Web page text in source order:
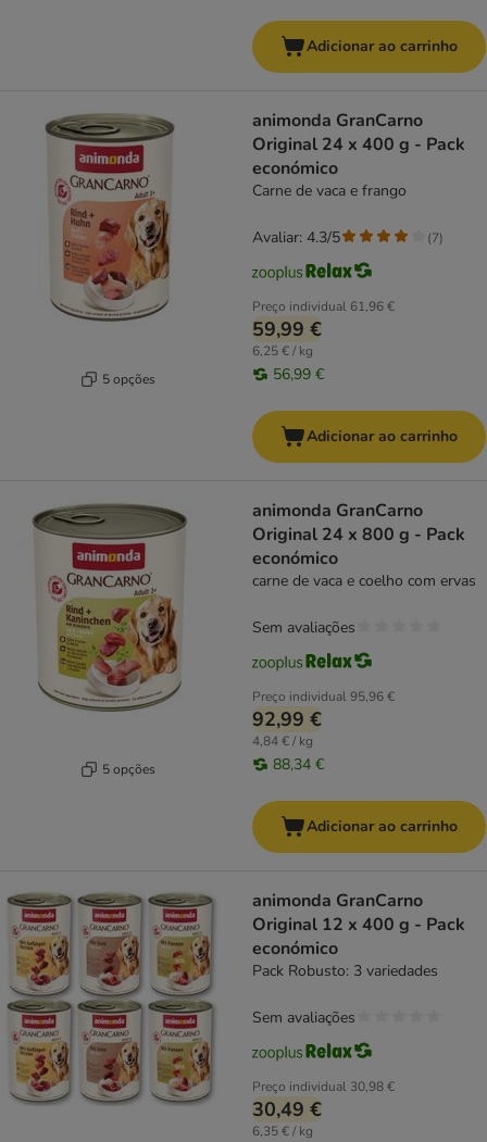
Adicionar ao carrinho
5 opções
animonda GranCarno
Original 24 x 400 g - Pack
económico
Carne de vaca e frango
Preço individual 61,96 €
59,99 €
6,25 € / kg
56,99 €
Avaliar: 4.3/5 (7)
Adicionar ao carrinho
5 opções
animonda GranCarno
Original 24 x 800 g - Pack
económico
carne de vaca e coelho com ervas
Preço individual95,96 €
92,99 €
4,84 € / kg
88,34 €
Sem avaliações
Adicionar ao carrinho
animonda GranCarno
Original 12 x 400 g - Pack
económico
Pack Robusto: 3 variedades
Preço individual 30,98 €
30,49 €
6,35 € / kg
Sem avaliações